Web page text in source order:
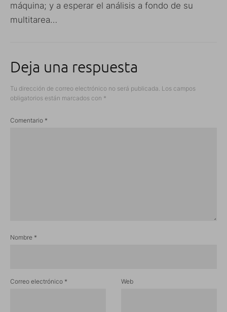
máquina; y a esperar el análisis a fondo de su
multitarea…
Deja una respuesta
Tu dirección de correo electrónico no será publicada. Los campos
obligatorios están marcados con *
Comentario *
Nombre *
Correo electrónico * Web